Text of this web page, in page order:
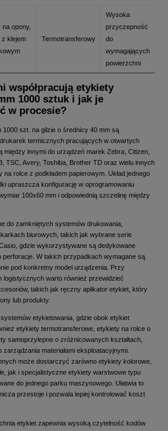
na opony,
z klejem
Termotransferowy
Wysoka
przyczepność
do
wymagających
powierzchni
współpracują etykiety
1000 sztuk i jak je
w procesie?
1000 szt. na gilzie o średnicy 40 mm są
termicznych pracujących w otwartych
między innymi do urządzeń marek Zebra, Citizen,
TSC, Avery, Toshiba, Brother TD oraz wielu innych
na rolce z podkładem papierowym. Układ jednego
upraszcza konfigurację w oprogramowaniu
100x60 mm i odpowiednią szczelinę między
do zamkniętych systemów drukowania,
biurowych, takich jak wybrane serie
gdzie wykorzystywane są dedykowane
perforacje. W takich przypadkach wymagane są
pod konkretny model urządzenia. Przy
logistycznych warto również przewidzieć
takich jak ręczny aplikator etykiet, który
lub produkty.
etykietowania, gdzie obok etykiet
etykiety termotransferowe, etykiety na rolce o
samoprzylepne o zróżnicowanych kształtach,
materiałami eksploatacyjnymi.
może dostarczyć zarówno etykiety kolorowe,
jak i specjalistyczne etykiety warstwowe typu
do jednego parku maszynowego. Ułatwia to
przestoje i pozwala lepiej kontrolować koszt
etykiet zapewnia wysoką czytelność kodów